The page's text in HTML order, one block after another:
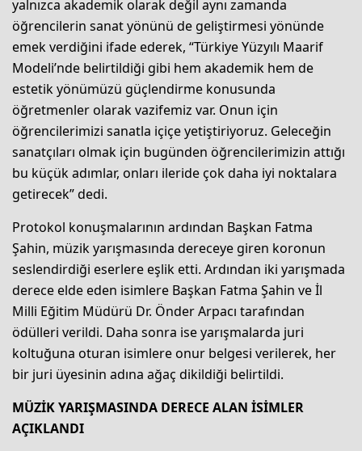
yalnızca akademik olarak değil aynı zamanda
öğrencilerin sanat yönünü de geliştirmesi yönünde
emek verdiğini ifade ederek, “Türkiye Yüzyılı Maarif
Modeli’nde belirtildiği gibi hem akademik hem de
estetik yönümüzü güçlendirme konusunda
öğretmenler olarak vazifemiz var. Onun için
öğrencilerimizi sanatla içiçe yetiştiriyoruz. Geleceğin
sanatçıları olmak için bugünden öğrencilerimizin attığı
bu küçük adımlar, onları ileride çok daha iyi noktalara
getirecek” dedi.
Protokol konuşmalarının ardından Başkan Fatma
Şahin, müzik yarışmasında dereceye giren koronun
seslendirdiği eserlere eşlik etti. Ardından iki yarışmada
derece elde eden isimlere Başkan Fatma Şahin ve İl
Milli Eğitim Müdürü Dr. Önder Arpacı tarafından
ödülleri verildi. Daha sonra ise yarışmalarda juri
koltuğuna oturan isimlere onur belgesi verilerek, her
bir juri üyesinin adına ağaç dikildiği belirtildi.
MÜZİK YARIŞMASINDA DERECE ALAN İSİMLER
AÇIKLANDI